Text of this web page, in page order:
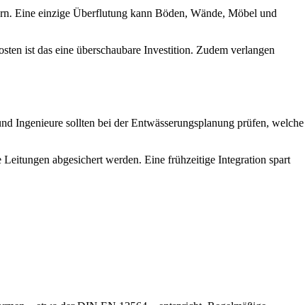
Eine einzige Überflutung kann Böden, Wände, Möbel und
ist das eine überschaubare Investition. Zudem verlangen
Ingenieure sollten bei der Entwässerungsplanung prüfen, welche
abgesichert werden. Eine frühzeitige Integration spart